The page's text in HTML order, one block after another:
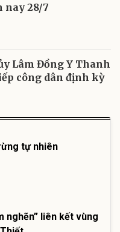
nay 28/7
Lâm Đồng Y Thanh
công dân định kỳ
tự nhiên
nghẽn” liên kết vùng